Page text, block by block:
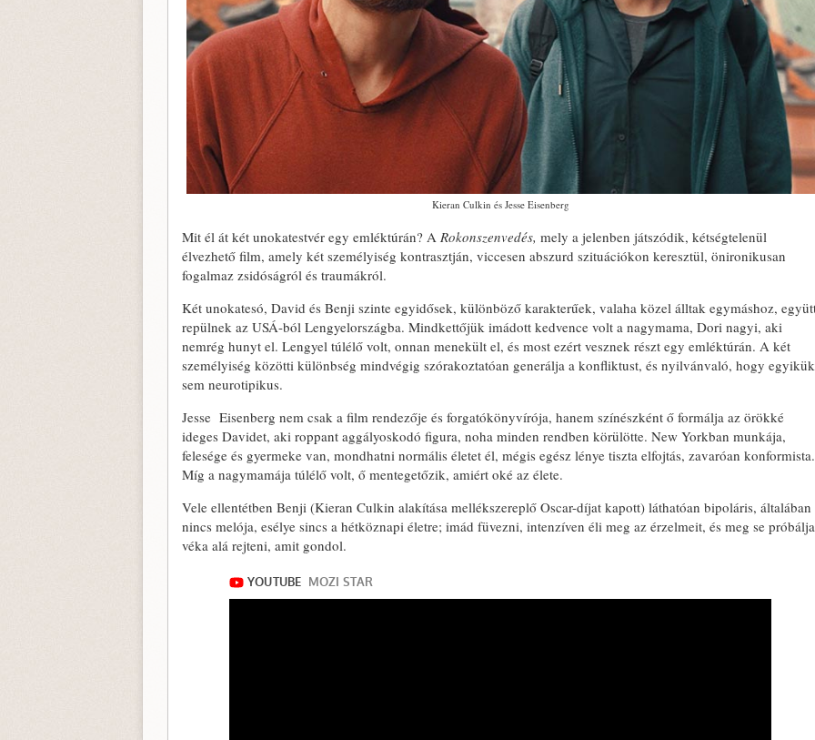
Kieran Culkin és Jesse Eisenberg
Mit él át két unokatestvér egy emléktúrán? A Rokonszenvedés, mely a jelenben játszódik, kétségtelenül
élvezhető film, amely két személyiség kontrasztján, viccesen abszurd szituációkon keresztül, önironikusan
fogalmaz zsidóságról és traumákról.
Két unokatesó, David és Benji szinte egyidősek, különböző karakterűek, valaha közel álltak egymáshoz,
repülnek az USÁ-ból Lengyelországba. Mindkettőjük imádott kedvence volt a nagymama, Dori nagyi, aki
nemrég hunyt el. Lengyel túlélő volt, onnan menekült el, és most ezért vesznek részt egy emléktúrán. A két
személyiség közötti különbség mindvégig szórakoztatóan generálja a konfliktust, és nyilvánvaló, hogy egyikük
sem neurotipikus.
Jesse Eisenberg nem csak a film rendezője és forgatókönyvírója, hanem színészként ő formálja az örökké
ideges Davidet, aki roppant aggályoskodó figura, noha minden rendben körülötte. New Yorkban munkája,
felesége és gyermeke van, mondhatni normális életet él, mégis egész lénye tiszta elfojtás, zavaróan konformista.
Míg a nagymamája túlélő volt, ő mentegetőzik, amiért oké az élete.
Vele ellentétben Benji (Kieran Culkin alakítása mellékszereplő Oscar-díjat kapott) láthatóan bipoláris, általában
nincs melója, esélye sincs a hétköznapi életre; imád füvezni, intenzíven éli meg az érzelmeit, és meg se próbálja
véka alá rejteni, amit gondol.